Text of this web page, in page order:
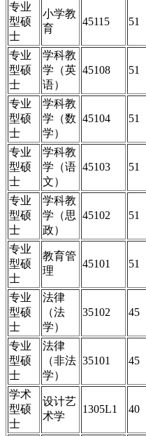
专业
型硕
士
小学教
育
45115 51
专业
型硕
士
学科教
学（英
语）
45108 51
专业
型硕
士
学科教
学（数
学）
45104 51
专业
型硕
士
学科教
学（语
文）
45103 51
专业
型硕
士
学科教
学（思
政）
45102 51
专业
型硕
士
教育管
理
45101 51
专业
型硕
士
法律
（法
学）
35102 45
专业
型硕
士
法律
（非法
学）
35101 45
学术
型硕
士
设计艺
术学
1305L1 40